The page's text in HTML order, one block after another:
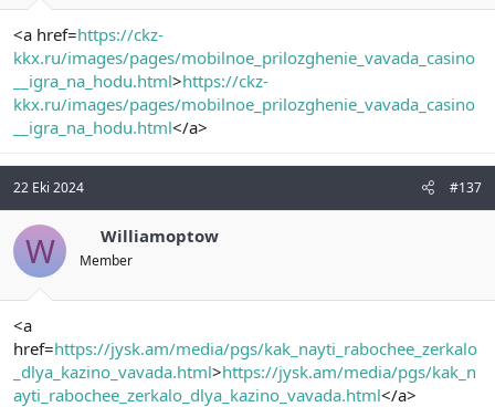
<a href=https://ckz-
kkx.ru/images/pages/mobilnoe_prilozghenie_vavada_casino
__igra_na_hodu.html>https://ckz-
kkx.ru/images/pages/mobilnoe_prilozghenie_vavada_casino
__igra_na_hodu.html</a>
22 Eki 2024 #137
W Williamoptow
Member
<a
href=https://jysk.am/media/pgs/kak_nayti_rabochee_zerkalo
_dlya_kazino_vavada.html>https://jysk.am/media/pgs/kak_n
ayti_rabochee_zerkalo_dlya_kazino_vavada.html</a>